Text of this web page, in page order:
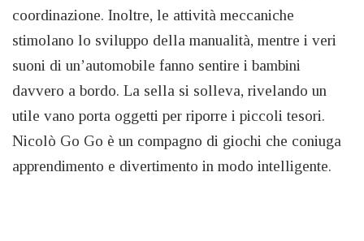
coordinazione. Inoltre, le attività meccaniche
stimolano lo sviluppo della manualità, mentre i veri
suoni di un’automobile fanno sentire i bambini
davvero a bordo. La sella si solleva, rivelando un
utile vano porta oggetti per riporre i piccoli tesori.
Nicolò Go Go è un compagno di giochi che coniuga
apprendimento e divertimento in modo intelligente.